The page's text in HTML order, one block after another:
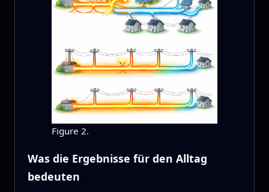
Figure 2.
Was die Ergebnisse für den Alltag
bedeuten